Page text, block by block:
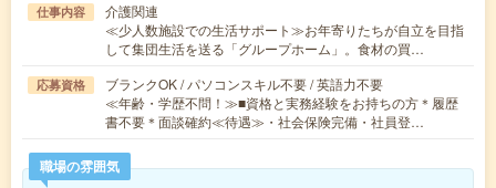
仕事内容
介護関連
≪少人数施設での生活サポート≫お年寄りたちが自立を目指
して集団生活を送る「グループホーム」。食材の買…
応募資格
ブランクOK / パソコンスキル不要 / 英語力不要
≪年齢・学歴不問！≫■資格と実務経験をお持ちの方＊履歴
書不要＊面談確約≪待遇≫・社会保険完備・社員登…
職場の雰囲気